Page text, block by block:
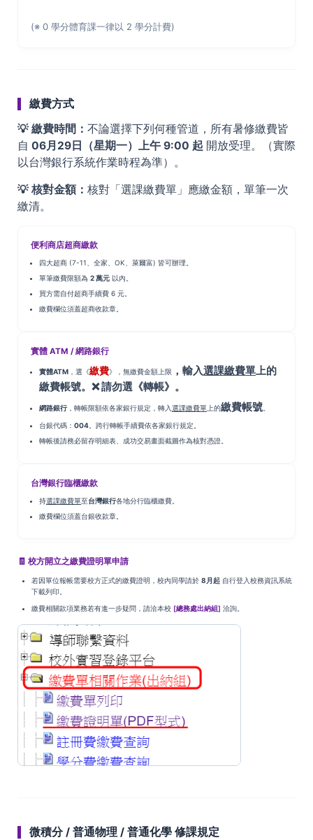
(※ 0 學分體育課一律以 2 學分計費)
繳費方式
💡 繳費時間： 不論選擇下列何種管道，所有暑修繳費皆
自 06月29日（星期一）上午 9:00 起 開放受理。（實際
以台灣銀行系統作業時程為準）。
💡 核對金額： 核對「選課繳費單」應繳金額，單筆一次
繳清。
便利商店超商繳款
四大超商 (7-11、全家、OK、萊爾富) 皆可辦理。
單筆繳費限額為 2 萬元 以內。
買方需自付超商手續費 6 元。
繳費欄位須蓋超商收款章。
實體 ATM / 網路銀行
實體ATM ，選《繳費》，無繳費金額上限 ，輸入選課繳費單 上的
繳費帳號。❌ 請勿選《轉帳》。
網路銀行 ，轉帳限額依各家銀行規定，轉入選課繳費單 上的繳費帳號
台銀代碼： 004 。跨行轉帳手續費依各家銀行規定。
轉帳後請務必留存明細表、成功交易畫面截圖作為核對憑證。
台灣銀行臨櫃繳款
持選課繳費單至台灣銀行各地分行臨櫃繳費。
繳費欄位須蓋台銀收款章。
🧾 校方開立之繳費證明單申請
若因單位報帳需要校方正式的繳費證明，校內同學請於 8月起 自行登入校務資訊系統
下載列印。
繳費相關款項業務若有進一步疑問，請洽本校 [總務處出納組] 洽詢。
微積分 / 普通物理 / 普通化學 修課規定